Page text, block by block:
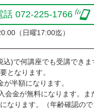
話 072-225-1766
（日曜17:00迄）
込)で何講座でも受講でき
となります。
半額になります。
会金が無料になります。ま
なります。（年齢確認の